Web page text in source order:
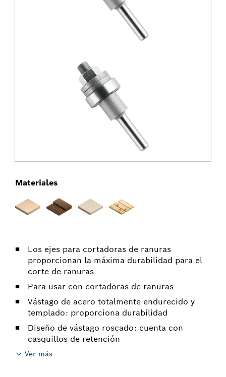
Los ejes para cortadoras de ranuras
proporcionan la máxima durabilidad para el
corte de ranuras
Para usar con cortadoras de ranuras
Vástago de acero totalmente endurecido y
templado: proporciona durabilidad
Diseño de vástago roscado: cuenta con
casquillos de retención
Ver más
Materiales